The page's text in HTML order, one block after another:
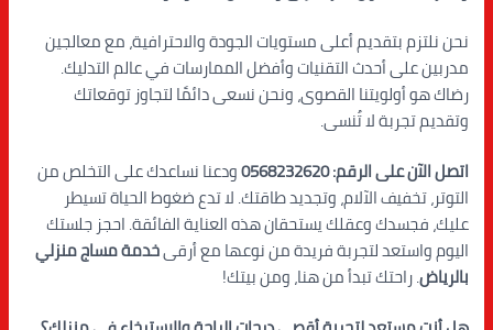
نحن نلتزم بتقديم أعلى مستويات الجودة والاحترافية، مع معالجين
مدربين على أحدث التقنيات وأفضل الممارسات في عالم التدليك.
رضاك هو أولويتنا القصوى، ونحن نسعى دائمًا لتجاوز توقعاتك
وتقديم تجربة لا تُنسى.
اتصل الآن على الرقم: 0568232620
ودعنا نساعدك على التخلص من
التوتر، تخفيف الآلام، وتجديد طاقتك. لا تدع ضغوط الحياة تسيطر
عليك، فجسدك وعقلك يستحقان هذه العناية الفائقة. احجز جلستك
اليوم واستعد لتجربة فريدة من نوعها مع أرقىخدمة مساج منزلي
بالرياض. راحتك تبدأ من هنا، ومن بيتك!